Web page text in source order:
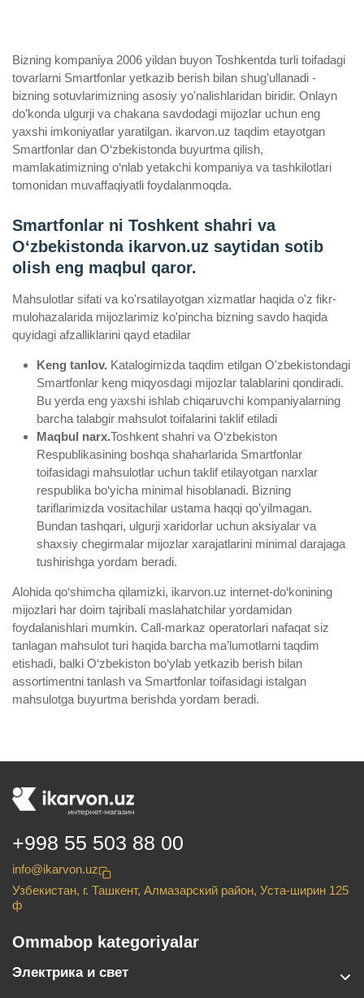
Bizning kompaniya 2006 yildan buyon Toshkentda turli toifadagi
tovarlarni Smartfonlar yetkazib berish bilan shug’ullanadi ­
bizning sotuvlarimizning asosiy yo'nalishlaridan biridir. Onlayn
do'konda ulgurji va chakana savdodagi mijozlar uchun eng
yaxshi imkoniyatlar yaratilgan. ikarvon.uz taqdim etayotgan
Smartfonlar dan O‘zbekistonda buyurtma qilish,
mamlakatimizning o‘nlab yetakchi kompaniya va tashkilotlari
tomonidan muvaffaqiyatli foydalanmoqda.
Smartfonlar ni Toshkent shahri va
Oʻzbekistonda ikarvon.uz saytidan sotib
olish eng maqbul qaror.
Mahsulotlar sifati va ko'rsatilayotgan xizmatlar haqida o'z fikr-
mulohazalarida mijozlarimiz ko'pincha bizning savdo haqida
quyidagi afzalliklarini qayd etadilar
Keng tanlov. Katalogimizda taqdim etilgan O'zbekistondagi
Smartfonlar keng miqyosdagi mijozlar talablarini qondiradi.
Bu yerda eng yaxshi ishlab chiqaruvchi kompaniyalarning
barcha talabgir mahsulot toifalarini taklif etiladi
Maqbul narx.Toshkent shahri va O‘zbekiston
Respublikasining boshqa shaharlarida Smartfonlar
toifasidagi mahsulotlar uchun taklif etilayotgan narxlar
respublika bo‘yicha minimal hisoblanadi. Bizning
tariflarimizda vositachilar ustama haqqi qo’yilmagan.
Bundan tashqari, ulgurji xaridorlar uchun aksiyalar va
shaxsiy chegirmalar mijozlar xarajatlarini minimal darajaga
tushirishga yordam beradi.
Alohida qo‘shimcha qilamizki, ikarvon.uz internet-do‘konining
mijozlari har doim tajribali maslahatchilar yordamidan
foydalanishlari mumkin. Call-markaz operatorlari nafaqat siz
tanlagan mahsulot turi haqida barcha ma’lumotlarni taqdim
etishadi, balki O‘zbekiston bo‘ylab yetkazib berish bilan
assortimentni tanlash va Smartfonlar toifasidagi istalgan
mahsulotga buyurtma berishda yordam beradi.
+998 55 503 88 00
info@ikarvon.uz
Узбекистан, г. Ташкент, Алмазарский район, Уста-ширин 125
ф
Ommabop kategoriyalar
Электрика и свет